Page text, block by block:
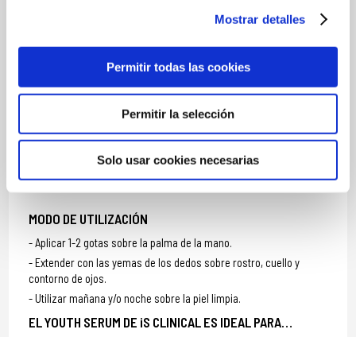
Mostrar detalles
Permitir todas las cookies
Permitir la selección
Solo usar cookies necesarias
Haberlea Rhodopensis Leaf Extract, Yeast Extract, Acetyl Tyrosine,
Proline, Hydrolyzed Vegetable Protein, Adenosine Triphosphate,
Ergothioneine, Saccharide Isomerate, Hydrolyzed Wheat
Protein/PVP Crosspolymer, VP/Dimethylaminoethylmethacrylate
Copolymer, Phospholipids, Tocopheryl Acetate, Retinyl Palmitate,
Ascorbyl Palmitate, Asiaticoside, Asiatic Acid, Madecassic Acid,
MÁS INFORMACIÓN
MODO DE UTILIZACIÓN
Aplicar 1-2 gotas sobre la palma de la mano.
Extender con las yemas de los dedos sobre rostro, cuello y
contorno de ojos.
Utilizar mañana y/o noche sobre la piel limpia.
EL YOUTH SERUM DE iS CLINICAL ES IDEAL PARA…